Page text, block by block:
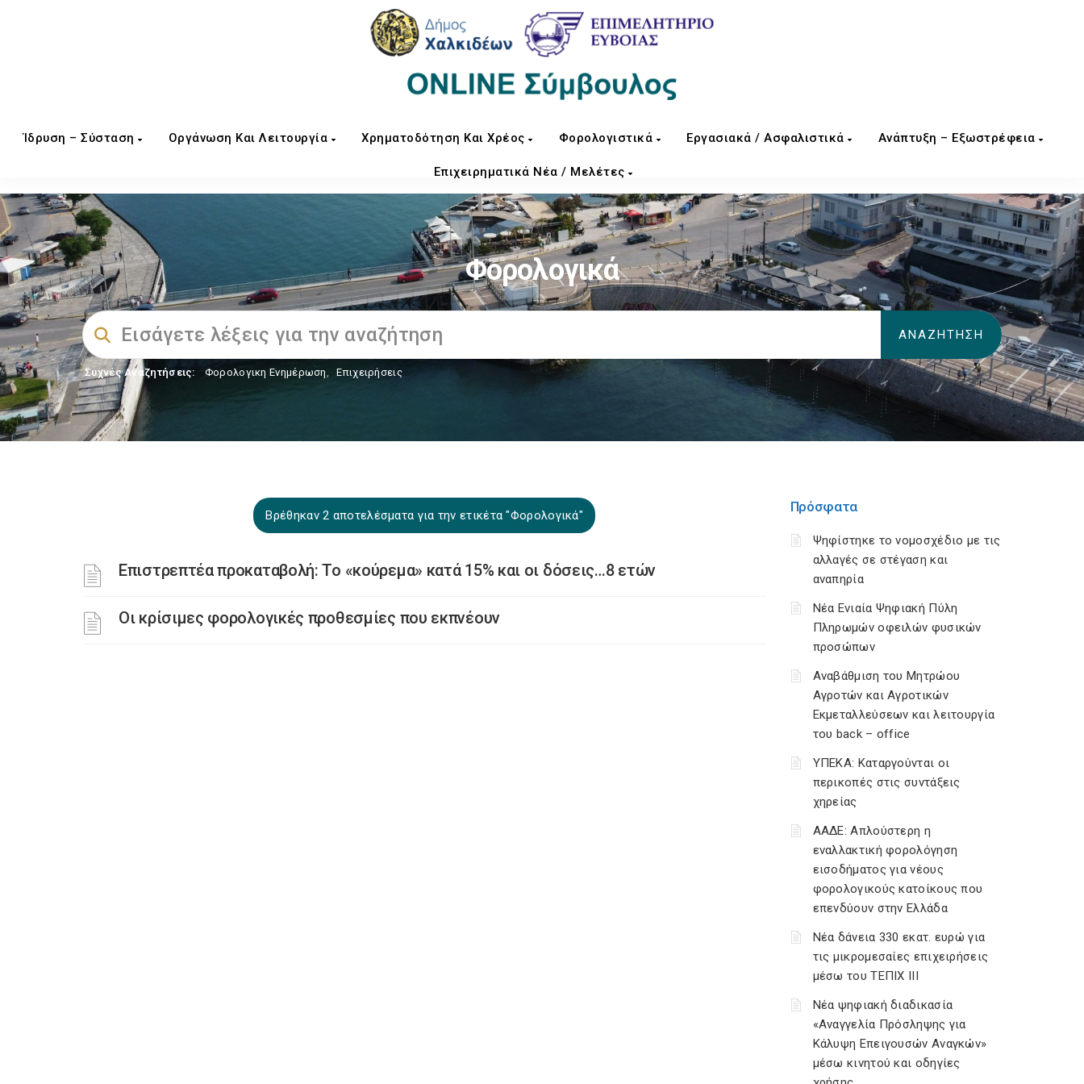
Ίδρυση – Σύσταση Οργάνωση Και Λειτουργία Χρηματοδότηση Και Χρέος Φορολογιστικά Εργασιακά / Ασφαλιστικά Ανάπτυξη – Εξωστρέφεια
Επιχειρηματικά Νέα / Μελέτες
Φορολογικά
Συχνές Αναζητήσεις: Φορολογικη Ενημέρωση, Επιχειρήσεις
Βρέθηκαν 2 αποτελέσματα για την ετικέτα "Φορολογικά"
Επιστρεπτέα προκαταβολή: Το «κούρεμα» κατά 15% και οι δόσεις…8 ετών
Οι κρίσιμες φορολογικές προθεσμίες που εκπνέουν
Πρόσφατα
Ψηφίστηκε το νομοσχέδιο με τις
αλλαγές σε στέγαση και
αναπηρία
Νέα Ενιαία Ψηφιακή Πύλη
Πληρωμών οφειλών φυσικών
προσώπων
Αναβάθμιση του Μητρώου
Αγροτών και Αγροτικών
Εκμεταλλεύσεων και λειτουργία
του back – office
ΥΠΕΚΑ: Καταργούνται οι
περικοπές στις συντάξεις
χηρείας
ΑΑΔΕ: Απλούστερη η
εναλλακτική φορολόγηση
εισοδήματος για νέους
φορολογικούς κατοίκους που
επενδύουν στην Ελλάδα
Νέα δάνεια 330 εκατ. ευρώ για
τις μικρομεσαίες επιχειρήσεις
μέσω του ΤΕΠΙΧ ΙΙΙ
Νέα ψηφιακή διαδικασία
«Αναγγελία Πρόσληψης για
Κάλυψη Επειγουσών Αναγκών»
μέσω κινητού και οδηγίες